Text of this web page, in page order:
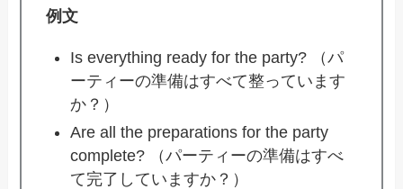
例文
Is everything ready for the party? （パ
ーティーの準備はすべて整っています
か？）
Are all the preparations for the party
complete? （パーティーの準備はすべ
て完了していますか？）